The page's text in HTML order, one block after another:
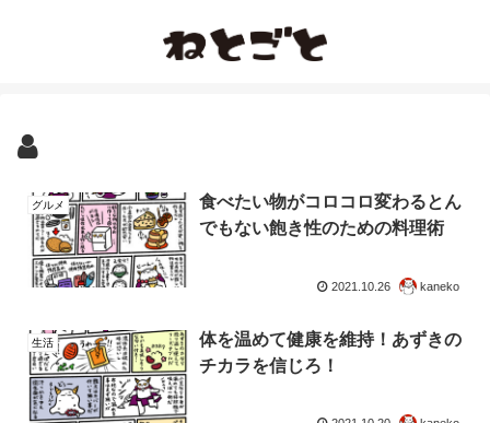
グルメ
食べたい物がコロコロ変わるとん
でもない飽き性のための料理術
2021.10.26 kaneko
生活
体を温めて健康を維持！あずきの
チカラを信じろ！